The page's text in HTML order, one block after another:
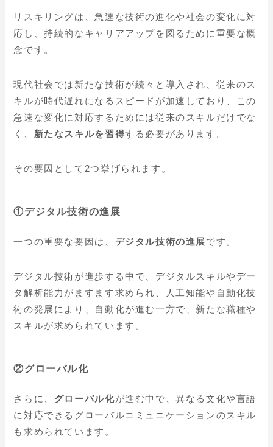
リスキリングは、急速な技術の進化や社会の変化に対
応し、持続的なキャリアアップを図るために重要な概
念です。
現代社会では新たな技術が続々と導入され、従来のス
キルが時代遅れになるスピードが加速しており、この
急速な変化に対応するためには従来のスキルだけでな
く、 新たなスキルを習得する必要があります。
その要因として2つ挙げられます。
①デジタル技術の進展
一つの重要な要因は、 デジタル技術の進展です。
デジタル技術が進歩する中で、デジタルスキルやデー
タ解析能力がますます求められ、人工知能や自動化技
術の発展により、自動化が進む一方で、 新たな職種や
スキルが求められています。
②グローバル化
さらに、 グローバル化が進む中で、異なる文化や言語
に対応できる グローバルコミュニケーションのスキル
も求められています。